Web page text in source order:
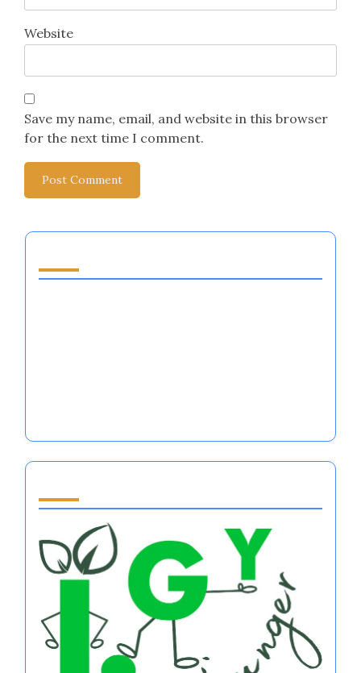
Website
Save my name, email, and website in this browser
for the next time I comment.